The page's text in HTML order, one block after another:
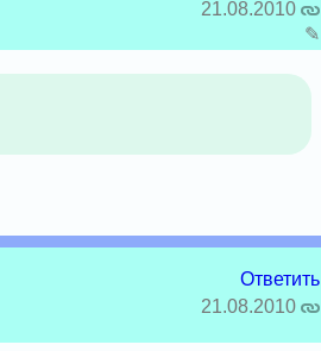
21.08.2010
✎
Ответить
21.08.2010